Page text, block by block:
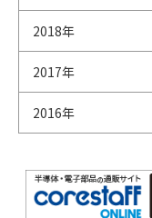
2018年
2017年
2016年